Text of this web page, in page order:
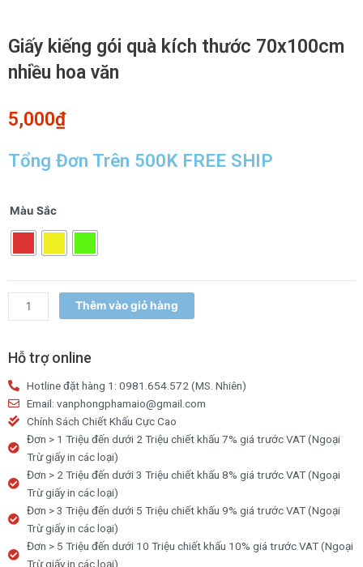
Giấy kiếng gói quà kích thước 70x100cm
nhiều hoa văn
5,000₫
Tổng Đơn Trên 500K FREE SHIP
Màu Sắc
Giấy
kích
thước
70x100cm
hoa
số
lượng
Thêm vào giỏ hàng
Hỗ trợ online
Hotline đặt hàng 1: 0981.654.572 (MS. Nhiên)
Email: vanphongphamaio@gmail.com
Chính Sách Chiết Khấu Cực Cao
Đơn > 1 Triệu đến dưới 2 Triệu chiết khấu 7% giá trước VAT (Ngoại
Trừ giấy in các loại)
Đơn > 2 Triệu đến dưới 3 Triệu chiết khấu 8% giá trước VAT (Ngoại
Trừ giấy in các loại)
Đơn > 3 Triệu đến dưới 5 Triệu chiết khấu 9% giá trước VAT (Ngoại
Trừ giấy in các loại)
Đơn > 5 Triệu đến dưới 10 Triệu chiết khấu 10% giá trước VAT (Ngoại
Trừ giấy in các loại)